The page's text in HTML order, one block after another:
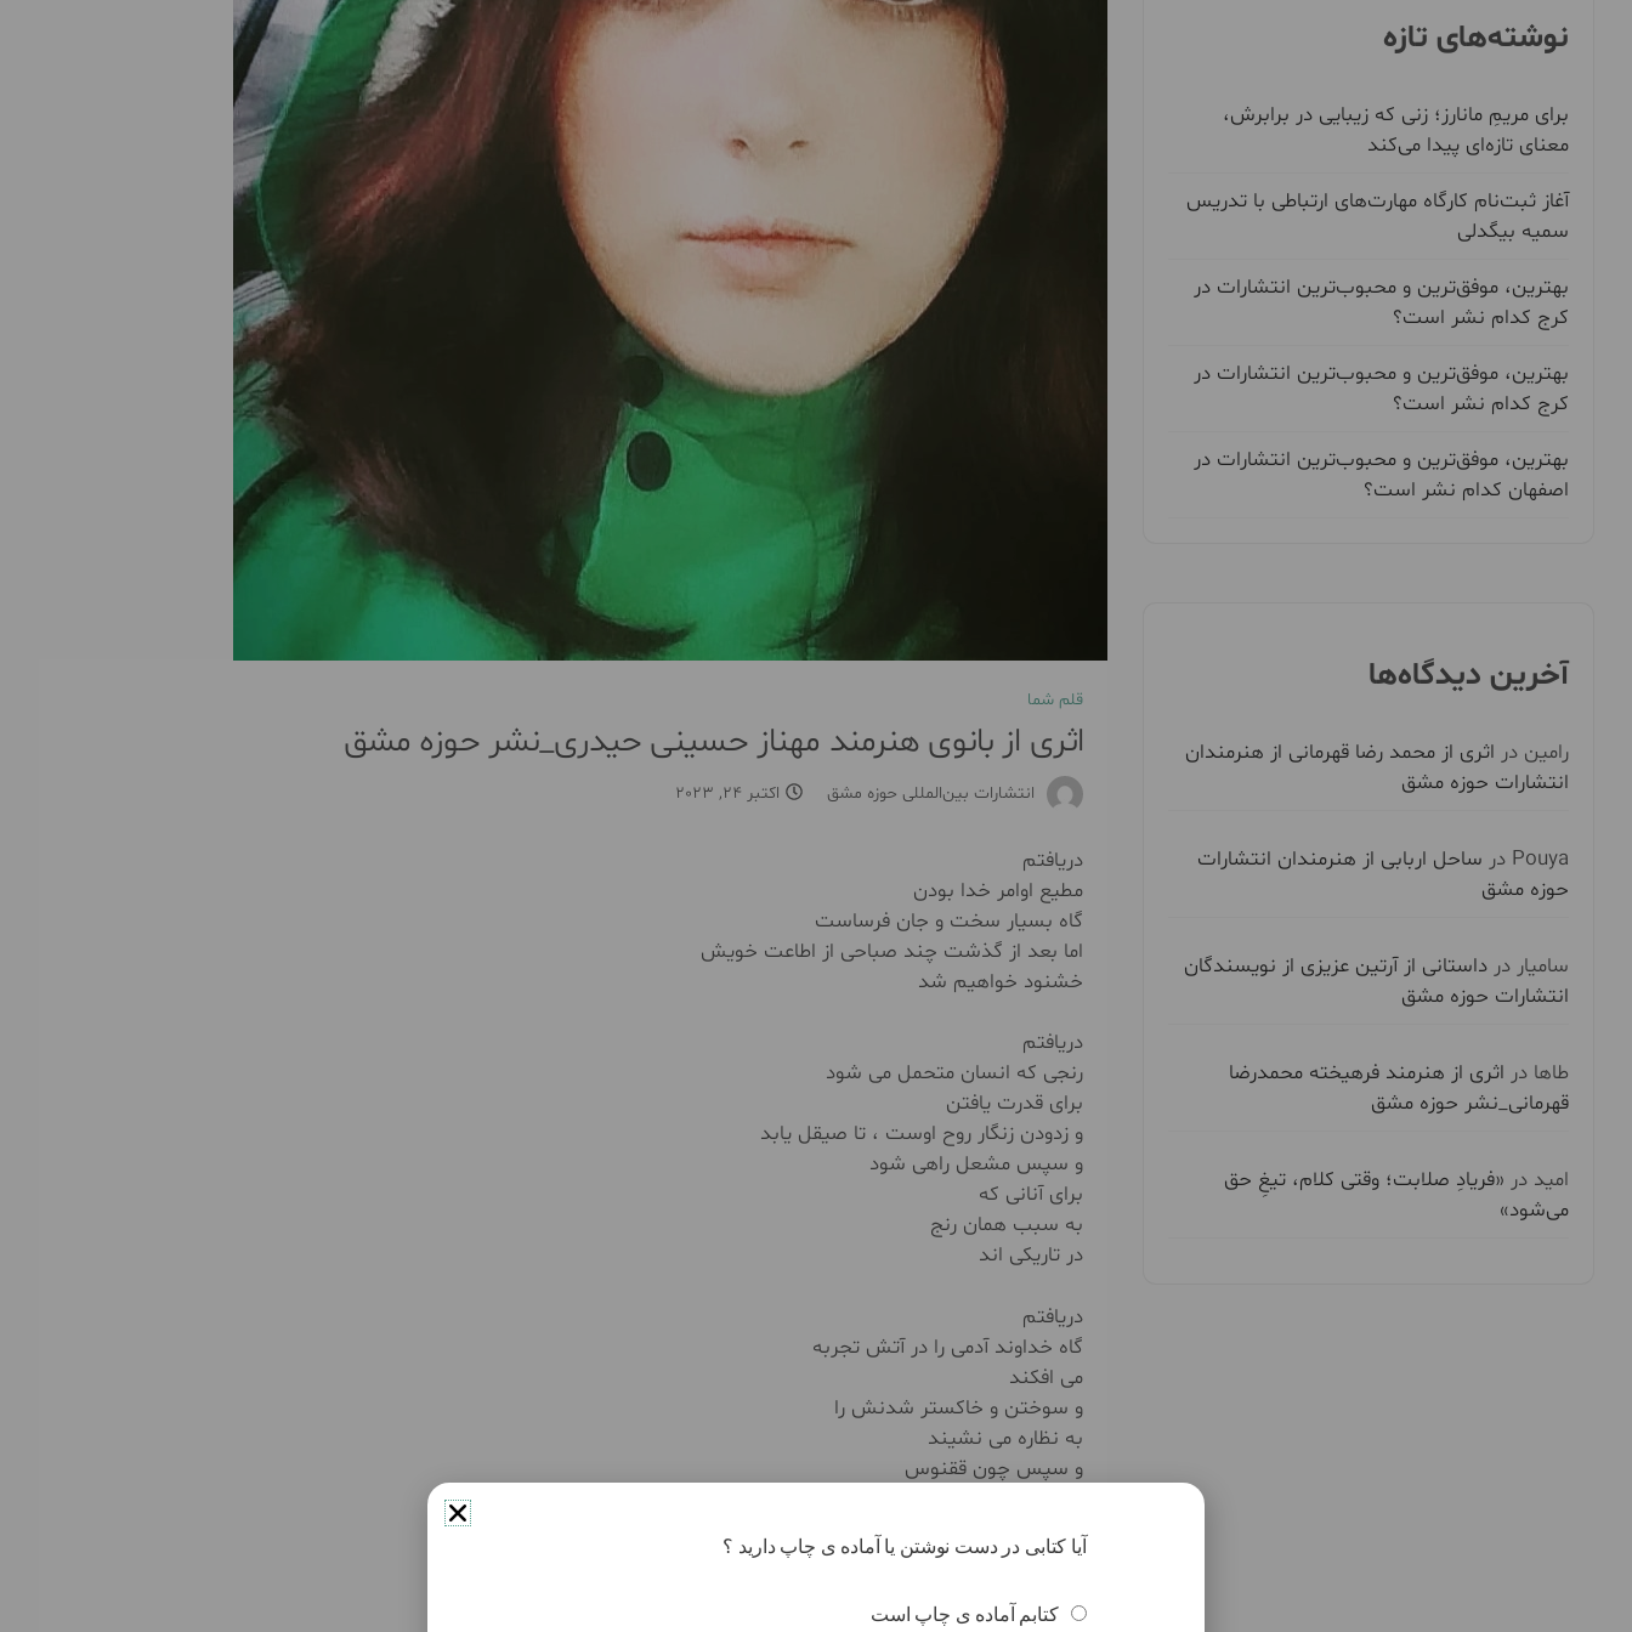
قلم شما
اثری از بانوی هنرمند مهناز حسینی حیدری_نشر حوزه مشق
انتشارات بین‌المللی حوزه مشق اکتبر 24, 2023
دریافتم
مطیع اوامر خدا بودن
گاه بسیار سخت و جان فرساست
اما بعد از گذشت چند صباحی از اطاعت خویش
خشنود خواهیم شد
دریافتم
رنجی که انسان متحمل می شود
برای قدرت یافتن
و زدودن زنگار روح اوست ، تا صیقل یابد
و سپس مشعل راهی شود
برای آنانی که
به سبب همان رنج
در تاریکی اند
دریافتم
گاه خداوند آدمی را در آتش تجربه
می افکند
و سوختن و خاکستر شدنش را
به نظاره می نشیند
و سپس چون ققنوس
تا به او بیاموزد
در پس هر سوختن ، بنا شدنی ست
از نو بنا شدن
نوشته‌های تازه
برای مریمِ مانارز؛ زنی که زیبایی در برابرش،
معنای تازه‌ای پیدا می‌کند
آغاز ثبت‌نام کارگاه مهارت‌های ارتباطی با تدریس
سمیه بیگدلی
بهترین، موفق‌ترین و محبوب‌ترین انتشارات در
کرج کدام نشر است؟
بهترین، موفق‌ترین و محبوب‌ترین انتشارات در
کرج کدام نشر است؟
بهترین، موفق‌ترین و محبوب‌ترین انتشارات در
اصفهان کدام نشر است؟
آخرین دیدگاه‌ها
رامین در اثری از محمد رضا قهرمانی از هنرمندان
انتشارات حوزه مشق
Pouya در ساحل اربابی از هنرمندان انتشارات
حوزه مشق
سامیار در داستانی از آرتین عزیزی از نویسندگان
انتشارات حوزه مشق
طاها در اثری از هنرمند فرهیخته محمدرضا
قهرمانی_نشر حوزه مشق
امید در «فریادِ صلابت؛ وقتی کلام، تیغِ حق
می‌شود»
آیا کتابی در دست نوشتن یا آماده ی چاپ دارید ؟
کتابم آماده ی چاپ است